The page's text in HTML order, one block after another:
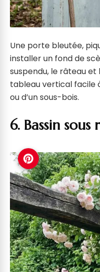
Une porte bleutée,
installer un fond de
suspendu, le râteau
tableau vertical facile
ou d’un sous-bois.
6. Bassin sous